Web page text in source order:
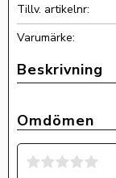
Tillv. artikelnr
Omdömen